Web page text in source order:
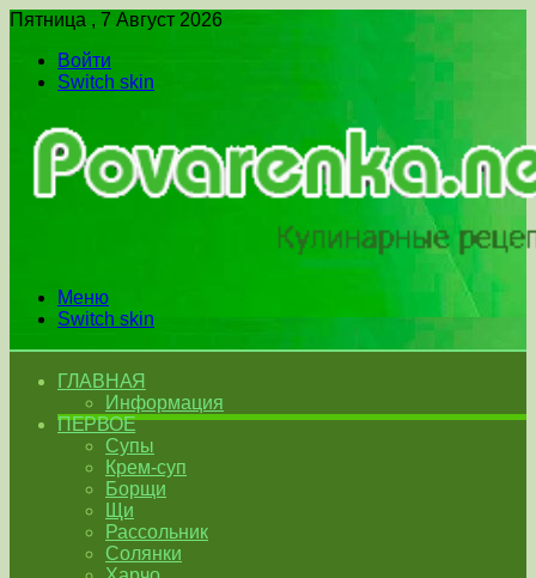
Пятница , 7 Август 2026
Войти
Switch skin
Меню
Switch skin
ГЛАВНАЯ
Информация
ПЕРВОЕ
Супы
Крем-суп
Борщи
Щи
Рассольник
Солянки